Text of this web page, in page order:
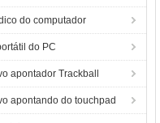
do computador
do PC
apontador Trackball
apontando do touchpad